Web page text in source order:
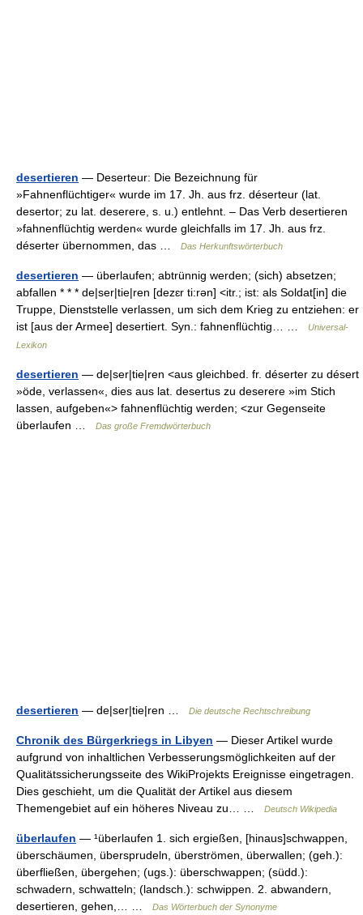
desertieren — Deserteur: Die Bezeichnung für
»Fahnenflüchtiger« wurde im 17. Jh. aus frz. déserteur (lat.
desertor; zu lat. deserere, s. u.) entlehnt. – Das Verb desertieren
»fahnenflüchtig werden« wurde gleichfalls im 17. Jh. aus frz.
déserter übernommen, das …
Das Herkunftswörterbuch
desertieren — überlaufen; abtrünnig werden; (sich) absetzen;
abfallen * * * de|ser|tie|ren [dezɛr ti:rən] <itr.; ist: als Soldat[in] die
Truppe, Dienststelle verlassen, um sich dem Krieg zu entziehen: er
ist [aus der Armee] desertiert. Syn.: fahnenflüchtig… …
Universal-
Lexikon
desertieren — de|ser|tie|ren <aus gleichbed. fr. déserter zu désert
»öde, verlassen«, dies aus lat. desertus zu deserere »im Stich
lassen, aufgeben«> fahnenflüchtig werden; <zur Gegenseite
überlaufen …
Das große Fremdwörterbuch
desertieren — de|ser|tie|ren … Die deutsche Rechtschreibung
Chronik des Bürgerkriegs in Libyen — Dieser Artikel wurde
aufgrund von inhaltlichen Verbesserungsmöglichkeiten auf der
Qualitätssicherungsseite des WikiProjekts Ereignisse eingetragen.
Dies geschieht, um die Qualität der Artikel aus diesem
Themengebiet auf ein höheres Niveau zu… …
Deutsch Wikipedia
überlaufen — ¹überlaufen 1. sich ergießen, [hinaus]schwappen,
überschäumen, übersprudeln, überströmen, überwallen; (geh.):
überfließen, übergehen; (ugs.): überschwappen; (südd.):
schwadern, schwatteln; (landsch.): schwippen. 2. abwandern,
desertieren, gehen,… …
Das Wörterbuch der Synonyme